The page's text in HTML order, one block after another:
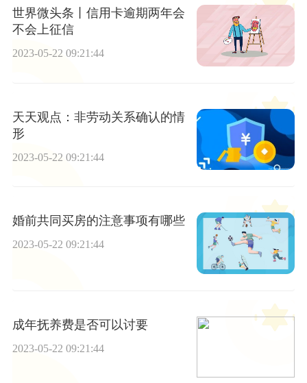
世界微头条丨信用卡逾期两年会
不会上征信
2023-05-22 09:21:44
天天观点：非劳动关系确认的情
形
2023-05-22 09:21:44
婚前共同买房的注意事项有哪些
2023-05-22 09:21:44
成年抚养费是否可以讨要
2023-05-22 09:21:44